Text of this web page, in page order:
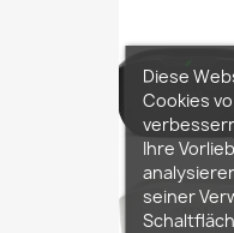
Diese
Cookies
Ihre
seiner